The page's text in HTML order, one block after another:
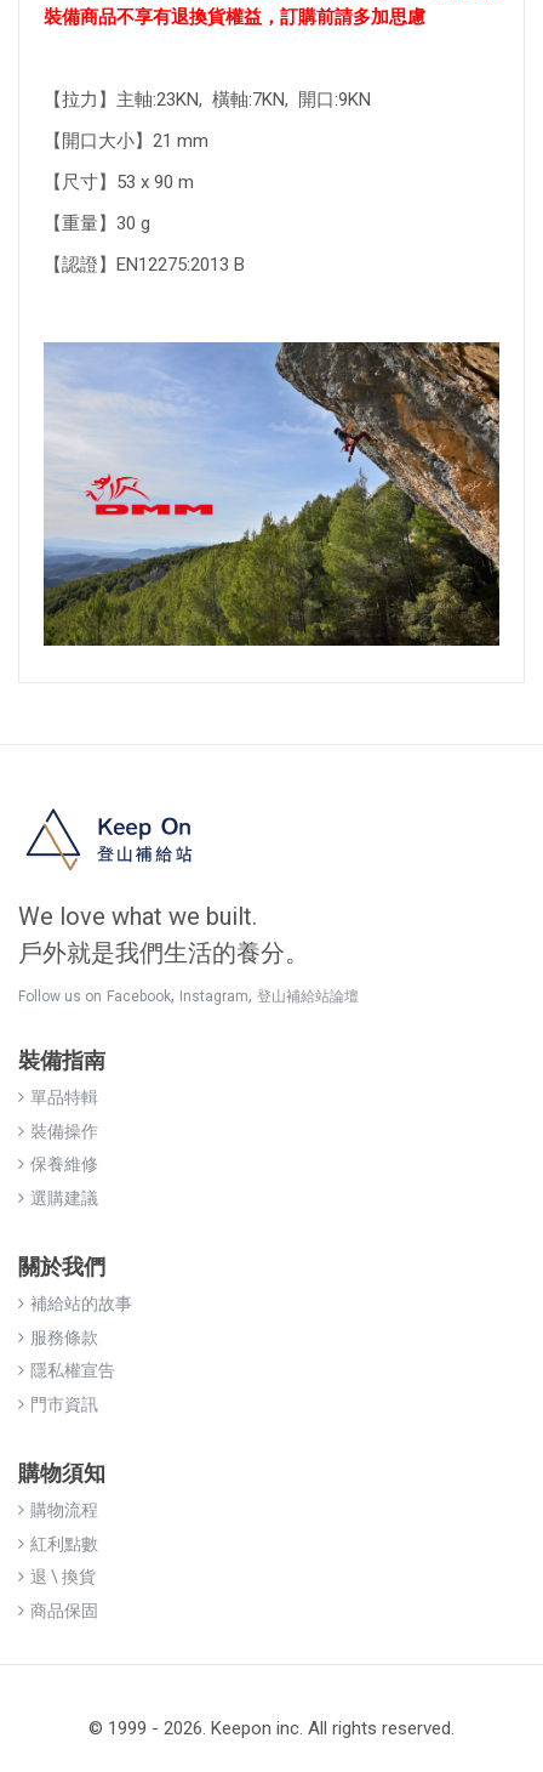
裝備商品不享有退換貨權益，訂購前請多加思慮
【拉力】主軸:23KN, 橫軸:7KN, 開口:9KN
【開口大小】21 mm
【尺寸】53 x 90 m
【重量】30 g
【認證】EN12275:2013 B
We love what we built.
戶外就是我們生活的養分。
Follow us on Facebook, Instagram, 登山補給站論壇
裝備指南
單品特輯
裝備操作
保養維修
選購建議
關於我們
補給站的故事
服務條款
隱私權宣告
門市資訊
購物須知
購物流程
紅利點數
退 \ 換貨
商品保固
© 1999 - 2026. Keepon inc. All rights reserved.